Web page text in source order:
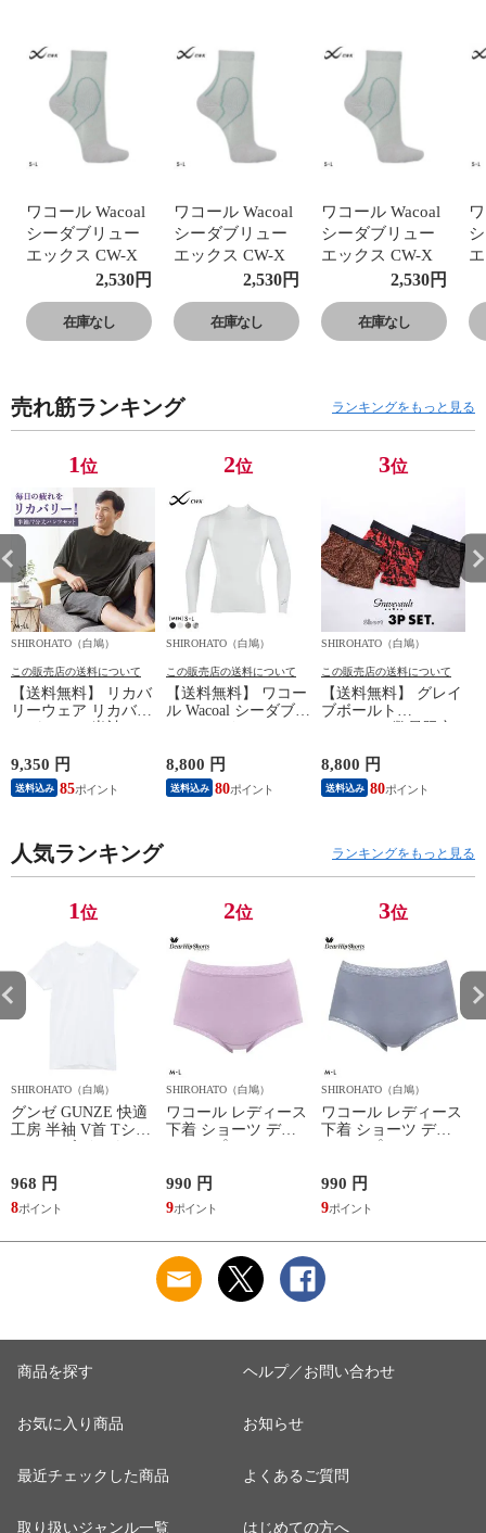
ワコール Wacoal
シーダブリュー
エックス CW-X
PARTS 男女兼用
サポートソック
ス ショートタイ
プ 靴下
2,530円
在庫なし
ワコール Wacoal
シーダブリュー
エックス CW-X
PARTS 男女兼用
サポートソック
ス ショートタイ
プ 靴下
2,530円
在庫なし
ワコール Wacoal
シーダブリュー
エックス CW-X
PARTS 男女兼用
サポートソック
ス ショートタイ
プ 靴下
2,530円
在庫なし
売れ筋ランキング ランキングをもっと見る
1位
SHIROHATO（白鳩）
この販売店の送料について
【送料無料】 リカバ
リーウェア リカバリ
ームウェア パジャマ
リカバリーケア 7分
丈パンツ 疲労回復
9,350 円
送料込み 85
2位
SHIROHATO（白鳩）
この販売店の送料について
【送料無料】 ワコー
ル Wacoal シーダブリ
JYURYU 柔流 ジュウ
リュウ メンズ トッ
プ SML ハイネック
8,800 円
送料込み 80
3位
SHIROHATO（白鳩）
この販売店の送料について
【送料無料】 グレイ
ブボールト
サーパンツ おまかせ
3P 福袋 ショート ロ
ーライズ 3枚セット
8,800 円
送料込み 80
人気ランキング ランキングをもっと見る
1位
SHIROHATO（白鳩）
グンゼ GUNZE 快適
工房 半袖 V首 Tシャ
ツ メンズ インナー
本製 抗菌防臭
968 円
8
2位
SHIROHATO（白鳩）
ワコール レディース
下着 ショーツ ディ
アヒップショーツ
スタンダード ノーマ
ルショーツ ML
Wacoal
990 円
9
3位
SHIROHATO（白鳩）
ワコール レディース
下着 ショーツ ディ
アヒップショーツ
スタンダード ノーマ
ルショーツ ML
Wacoal
990 円
9
商品を探す
お気に入り商品
最近チェックした商品
取り扱いジャンル一覧
ヘルプ／お問い合わせ
お知らせ
よくあるご質問
はじめての方へ